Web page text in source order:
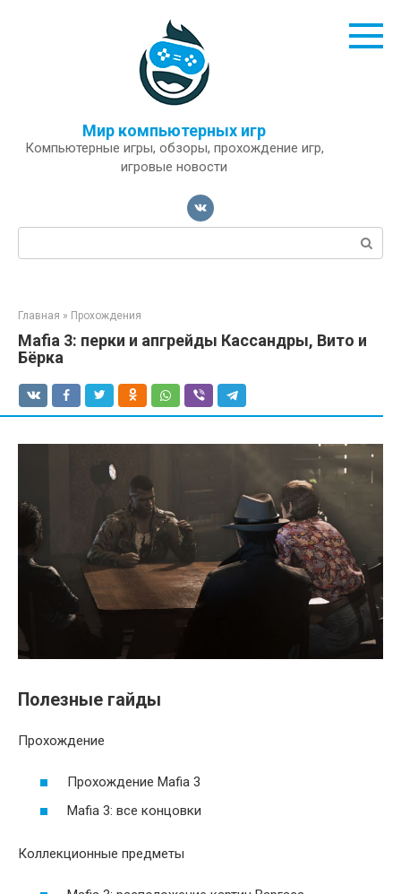
Мир компьютерных игр
Компьютерные игры, обзоры, прохождение игр,
игровые новости
Поиск:
Главная » Прохождения
Mafia 3: перки и апгрейды Кассандры, Вито и
Бёрка
Полезные гайды
Прохождение
Прохождение Mafia 3
Mafia 3: все концовки
Коллекционные предметы